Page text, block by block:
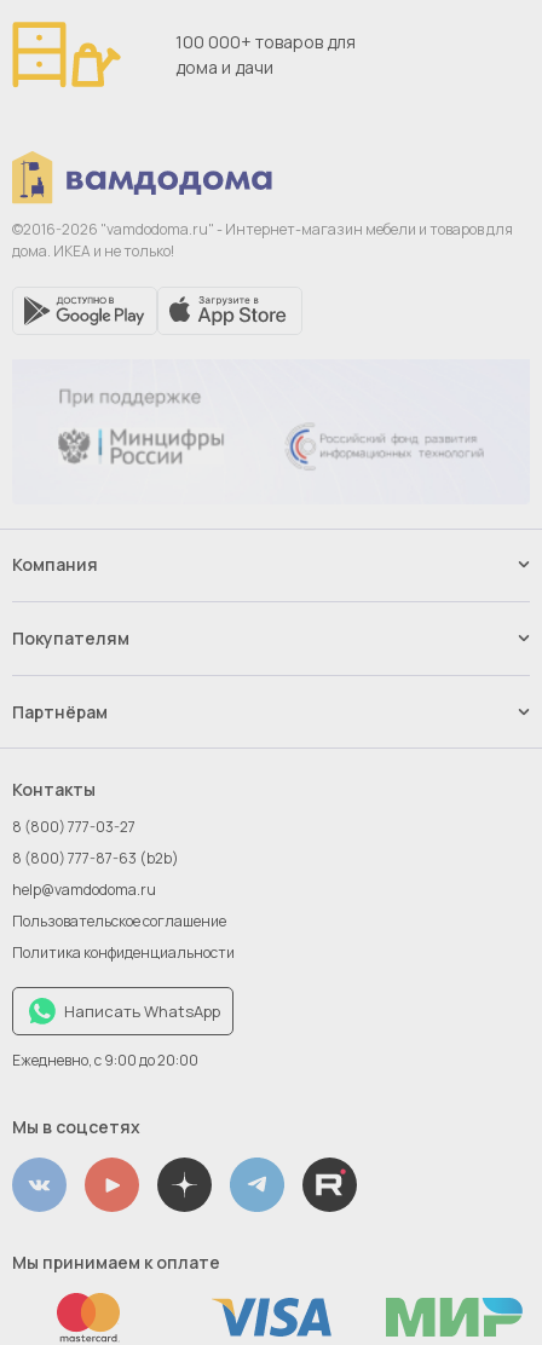
100 000+ товаров для
дома и дачи
©2016-2026 "vamdodoma.ru" - Интернет-магазин мебели и товаров для
дома. ИКЕА и не только!
Компания
Вакансии
Покупателям
Возврат и обмен товара
Партнёрам
Новым поставщикам
Контакты
8 (800) 777-03-27
8 (800) 777-87-63 (b2b)
help@vamdodoma.ru
Пользовательское соглашение
Политика конфиденциальности
Написать WhatsApp
Ежедневно, с 9:00 до 20:00
Мы в соцсетях
Мы принимаем к оплате